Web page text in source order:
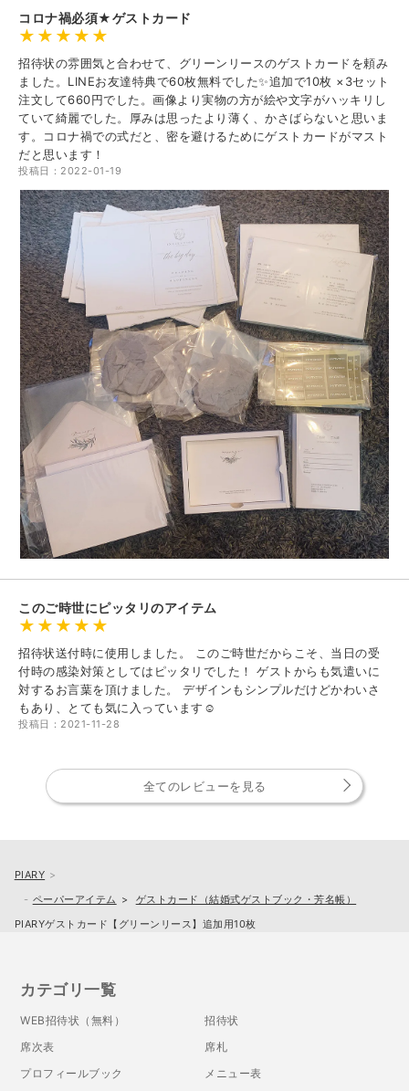
コロナ禍必須★ゲストカード
招待状の雰囲気と合わせて、グリーンリースのゲストカードを頼み
ました。LINEお友達特典で60枚無料でした✨追加で10枚 ×3セット
注文して660円でした。画像より実物の方が絵や文字がハッキリし
ていて綺麗でした。厚みは思ったより薄く、かさばらないと思いま
す。コロナ禍での式だと、密を避けるためにゲストカードがマスト
だと思います！
投稿日：2022-01-19
このご時世にピッタリのアイテム
招待状送付時に使用しました。 このご時世だからこそ、当日の受
付時の感染対策としてはピッタリでした！ ゲストからも気遣いに
対するお言葉を頂けました。 デザインもシンプルだけどかわいさ
もあり、とても気に入っています☺︎
投稿日：2021-11-28
全てのレビューを見る
PIARY
ペーパーアイテム
ゲストカード（結婚式ゲストブック・芳名帳）
PIARYゲストカード【グリーンリース】追加用10枚
カテゴリ一覧
WEB招待状（無料）
招待状
席次表
席札
プロフィールブック
メニュー表